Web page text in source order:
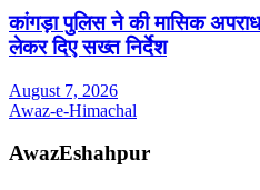
कांगड़ा पुलिस ने की मासिक
लेकर दिए सख्त निर्देश
August 7, 2026
Awaz-e-Himachal
AwazEshahpur